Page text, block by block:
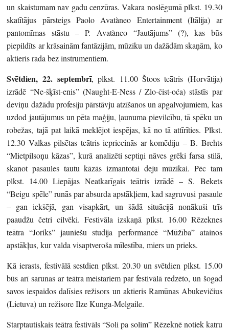
un skaistumam nav gadu cenzūras. Vakara noslēgumā plkst. 19.30
skatītājus pārsteigs Paolo Avatàneo Entertainment (Itālija) ar
pantomīmas stāstu – P. Avatàneo “Jautājums” (?), kas būs
piepildīts ar krāsainām fantāzijām, mūziku un dažādām skaņām, ko
aktieris rada bez instrumentiem.
Svētdien, 22. septembrī, plkst. 11.00 Štoos teātris (Horvātija)
izrādē “Ne-šķīst-enis” (Naught-E-Ness / Zlo-čist-oća) stāstīs par
deviņu dažādu profesiju pārstāvju atzīšanos un apgalvojumiem, kas
uzdod jautājumus un pēta maģiju, ļaunuma pievilcību, tā spēku un
robežas, tajā pat laikā meklējot iespējas, kā no tā attīrīties. Plkst.
12.30 Valkas pilsētas teātris iepriecinās ar komēdiju – B. Brehts
“Mietpilsoņu kāzas”, kurā analizēti septiņi nāves grēki farsa stilā,
skanot pasaules tautu kāzās izmantotai deju mūzikai. Pēc tam
plkst. 14.00 Liepājas Neatkarīgais teātris izrādē – S. Bekets
“Beigu spēle” runās par absurda apstākļiem, kad sagruvusi pasaule
– gan iekšējā, gan visapkārt, un šādā situācijā nonākuši trīs
paaudžu četri cilvēki. Festivāla izskaņā plkst. 16.00 Rēzeknes
teātra “Joriks” jauniešu studija performancē “Mūžība” atainos
apstākļus, kur valda visaptveroša mīlestība, miers un prieks.
Kā ierasts, festivālā sestdien plkst. 20.30 un svētdien plkst. 15.00
būs arī sarunas ar teātra meistariem par festivālā redzēto, un šogad
savos iespaidos dalīsies režisors un aktieris Ramūnas Abukevičius
(Lietuva) un režisore Ilze Kunga-Melgaile.
Starptautiskais teātra festivāls “Soli pa solim” Rēzeknē notiek katru